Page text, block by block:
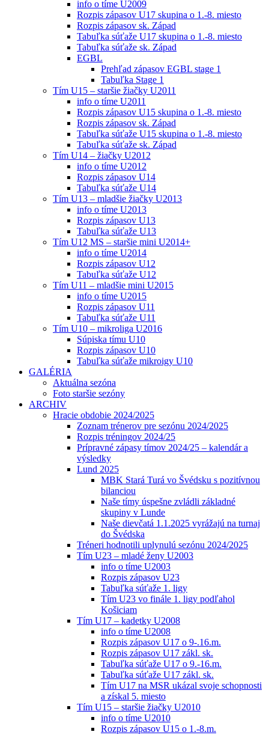
info o tíme U2009
Rozpis zápasov U17 skupina o 1.-8. miesto
Rozpis zápasov sk. Západ
Tabuľka súťaže U17 skupina o 1.-8. miesto
Tabuľka súťaže sk. Západ
EGBL
Prehľad zápasov EGBL stage 1
Tabuľka Stage 1
Tím U15 – staršie žiačky U2011
info o tíme U2011
Rozpis zápasov U15 skupina o 1.-8. miesto
Rozpis zápasov sk. Západ
Tabuľka súťaže U15 skupina o 1.-8. miesto
Tabuľka súťaže sk. Západ
Tím U14 – žiačky U2012
info o tíme U2012
Rozpis zápasov U14
Tabuľka súťaže U14
Tím U13 – mladšie žiačky U2013
info o tíme U2013
Rozpis zápasov U13
Tabuľka súťaže U13
Tím U12 MS – staršie mini U2014+
info o tíme U2014
Rozpis zápasov U12
Tabuľka súťaže U12
Tím U11 – mladšie mini U2015
info o tíme U2015
Rozpis zápasov U11
Tabuľka súťaže U11
Tím U10 – mikroliga U2016
Súpiska tímu U10
Rozpis zápasov U10
Tabuľka súťaže mikroigy U10
GALÉRIA
Aktuálna sezóna
Foto staršie sezóny
ARCHIV
Hracie obdobie 2024/2025
Zoznam trénerov pre sezónu 2024/2025
Rozpis tréningov 2024/25
Prípravné zápasy tímov 2024/25 – kalendár a
výsledky
Lund 2025
MBK Stará Turá vo Švédsku s pozitívnou
bilanciou
Naše tímy úspešne zvládli základné
skupiny v Lunde
Naše dievčatá 1.1.2025 vyrážajú na turnaj
do Švédska
Tréneri hodnotili uplynulú sezónu 2024/2025
Tím U23 – mladé ženy U2003
info o tíme U2003
Rozpis zápasov U23
Tabuľka súťaže 1. ligy
Tím U23 vo finále 1. ligy podľahol
Košiciam
Tím U17 – kadetky U2008
info o tíme U2008
Rozpis zápasov U17 o 9-.16.m.
Rozpis zápasov U17 zákl. sk.
Tabuľka súťaže U17 o 9.-16.m.
Tabuľka súťaže U17 zákl. sk.
Tím U17 na MSR ukázal svoje schopnosti
a získal 5. miesto
Tím U15 – staršie žiačky U2010
info o tíme U2010
Rozpis zápasov U15 o 1.-8.m.